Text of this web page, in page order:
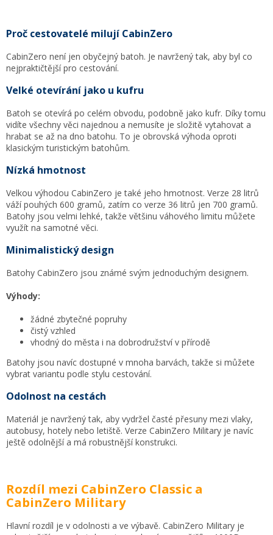
Proč cestovatelé milují CabinZero
CabinZero není jen obyčejný batoh. Je navržený tak, aby byl co
nejpraktičtější pro cestování.
Velké otevírání jako u kufru
Batoh se otevírá po celém obvodu, podobně jako kufr. Díky tomu
vidíte všechny věci najednou a nemusíte je složitě vytahovat a
hrabat se až na dno batohu. To je obrovská výhoda oproti
klasickým turistickým batohům.
Nízká hmotnost
Velkou výhodou CabinZero je také jeho hmotnost. Verze 28 litrů
váží pouhých 600 gramů, zatím co verze 36 litrů jen 700 gramů.
Batohy jsou velmi lehké, takže většinu váhového limitu můžete
využít na samotné věci.
Minimalistický design
Batohy CabinZero jsou známé svým jednoduchým designem.
Výhody:
žádné zbytečné popruhy
čistý vzhled
vhodný do města i na dobrodružství v přírodě
Batohy jsou navíc dostupné v mnoha barvách, takže si můžete
vybrat variantu podle stylu cestování.
Odolnost na cestách
Materiál je navržený tak, aby vydržel časté přesuny mezi vlaky,
autobusy, hotely nebo letiště. Verze CabinZero Military je navíc
ještě odolnější a má robustnější konstrukci.
Rozdíl mezi CabinZero Classic a
CabinZero Military
Hlavní rozdíl je v odolnosti a ve výbavě. CabinZero Military je